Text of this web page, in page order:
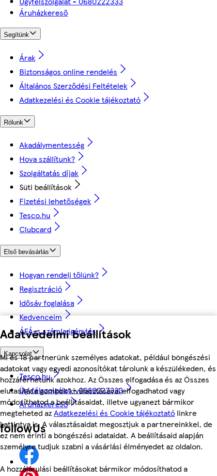
Adatvédelmi beállítások
Mi és 18 partnerünk személyes adatokat, például böngészési
adatokat vagy egyedi azonosítókat tárolunk a készülékeden, és
hozzáférhetünk azokhoz. Az Összes elfogadása és az Összes
elutasítása gombok kiválasztásával elfogadhatod vagy
módosíthatod a beállításaidat, illetve ugyanezt bármikor
megteheted azAdatkezelési és Cookie tájékoztató linkre
kattintva is. A választásaidat megosztjuk a partnereinkkel, de
ez nem érinti a böngészési adataidat. A beállításaid alapján
személyre tudjuk szabni a vásárlási élményedet az oldalon.
A hozzájárulási beállításokat bármikor módosíthatod a
Áruházkereső
Segítünk
Árak
Biztonságos online rendelés
Általános Szerződési Feltételek
Adatkezelési és Cookie tájékoztató
Rólunk
Akadálymentesség
Hova szállítunk?
Szolgáltatás díjak
Süti beállítások
Fizetési lehetőségek
Tesco.hu
Clubcard
Első bevásárlás
Hogyan rendelj tőlünk?
Regisztráció
Idősáv foglalása
Kedvenceim
ÁFÁ-s számla igénylés
Kapcsolat
Tesco.hu
Ügyfélszolgálat - 0680222333
Áruházkereső
followUs